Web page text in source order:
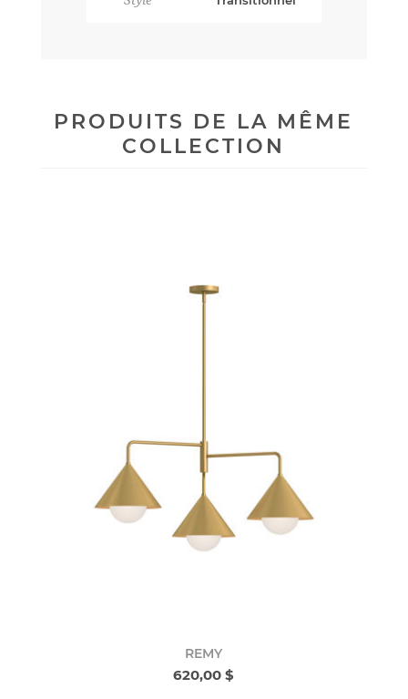
PRODUITS DE LA MÊME
COLLECTION
REMY
620,00 $